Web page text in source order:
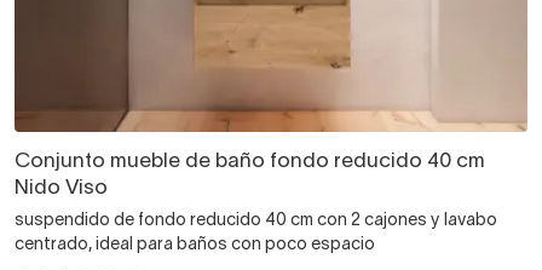
Conjunto mueble de baño fondo reducido 40 cm
Nido Viso
suspendido de fondo reducido 40 cm con 2 cajones y lavabo
centrado, ideal para baños con poco espacio